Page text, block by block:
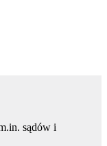
sądów i